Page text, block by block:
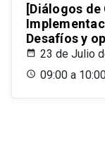
[Diálogos
Desafíos y
23 de Julio
09:00 a